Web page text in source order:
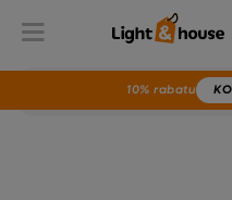
10% rabatu